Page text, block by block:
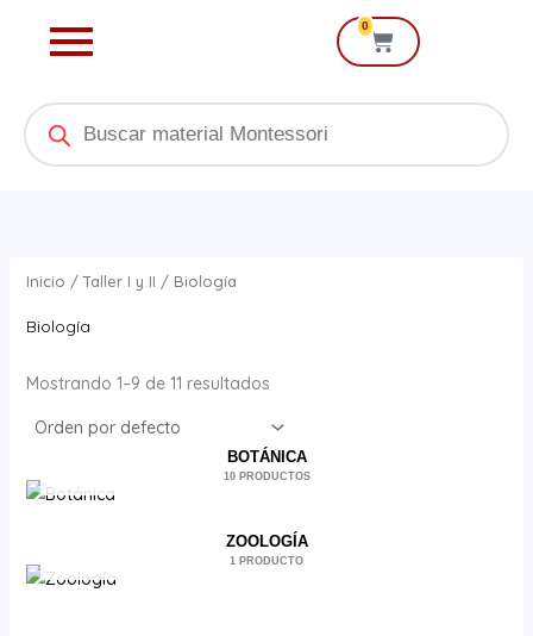
0
Cart
Products
search
Inicio /Taller I y II / Biología
Biología
Mostrando 1–9 de 11 resultados
BOTÁNICA
10 PRODUCTOS
ZOOLOGÍA
1 PRODUCTO